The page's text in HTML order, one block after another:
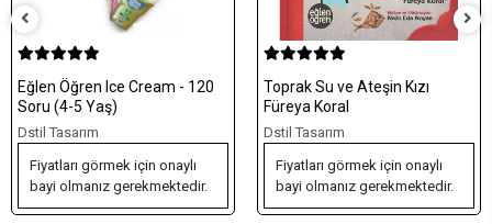
Eğlen Öğren Ice Cream - 120
Soru (4-5 Yaş)
Dstil Tasarım
Fiyatları görmek için onaylı
bayi olmanız gerekmektedir.
Toprak Su ve Ateşin Kızı
Füreya Koral
Dstil Tasarım
Fiyatları görmek için onaylı
bayi olmanız gerekmektedir.